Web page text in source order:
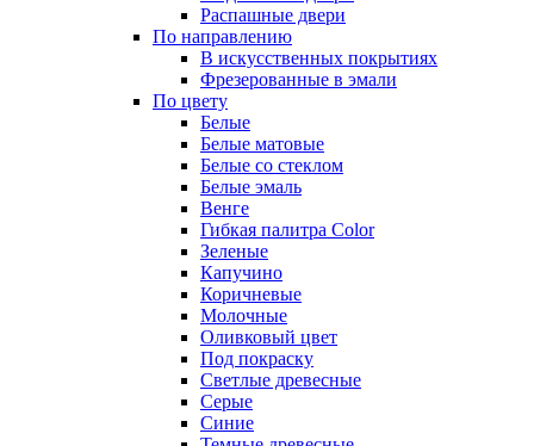
Распашные двери
По направлению
В искусственных покрытиях
Фрезерованные в эмали
По цвету
Белые
Белые матовые
Белые со стеклом
Белые эмаль
Венге
Гибкая палитра Color
Зеленые
Капучино
Коричневые
Молочные
Оливковый цвет
Под покраску
Светлые древесные
Серые
Синие